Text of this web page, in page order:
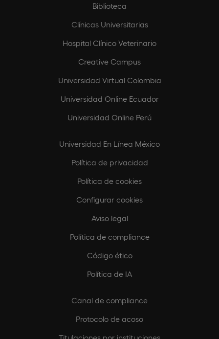
Biblioteca
Clínicas Universitarias
Hospital Clínico Veterinario
Creative Campus
Universidad Virtual Colombia
Universidad Online Ecuador
Universidad Online Perú
Universidad En Línea México
Política de privacidad
Política de cookies
Configurar cookies
Aviso legal
Política de compliance
Código ético
Política de IA
Canal de compliance
Protocolo de acoso
Titulaciones por instituciones